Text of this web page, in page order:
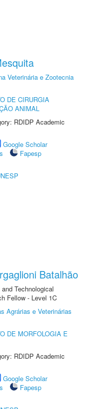
Veterinária e Zootecnia
DE CIRURGIA
ANIMAL
RDIDP Academic
Google Scholar
Fapesp
Batalhão
Technological
Fellow - Level 1C
Agrárias e Veterinárias
DE MORFOLOGIA E
RDIDP Academic
Google Scholar
Fapesp